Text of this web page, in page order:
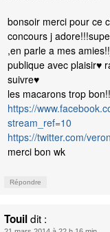
bonsoir merci pour ce
concours j
,en parle a mes
publique avec plaisir♥
suivre♥
les macarons trop
https://
stream_ref=10
https://twitter.com/
merci bon wk
Répondre
Touildit :